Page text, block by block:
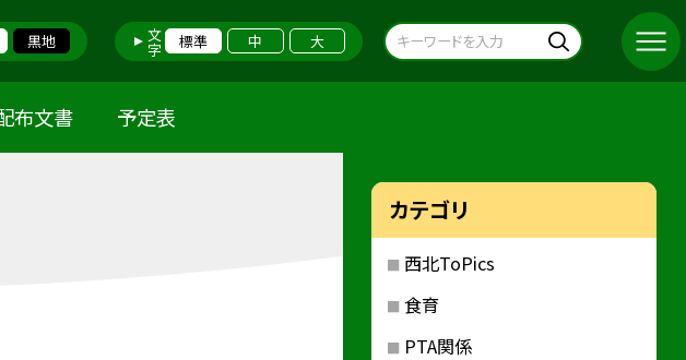
黒地 文字 標準 中 大
布文書 予定表
カテゴリ
西北ToPics
食育
PTA関係